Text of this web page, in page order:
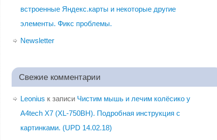
встроенные Яндекс.карты и некоторые другие
элементы. Фикс проблемы.
Newsletter
Свежие комментарии
Leonius к записи Чистим мышь и лечим колёсико у
A4tech X7 (XL-750BH). Подробная инструкция с
картинками. (UPD 14.02.18)